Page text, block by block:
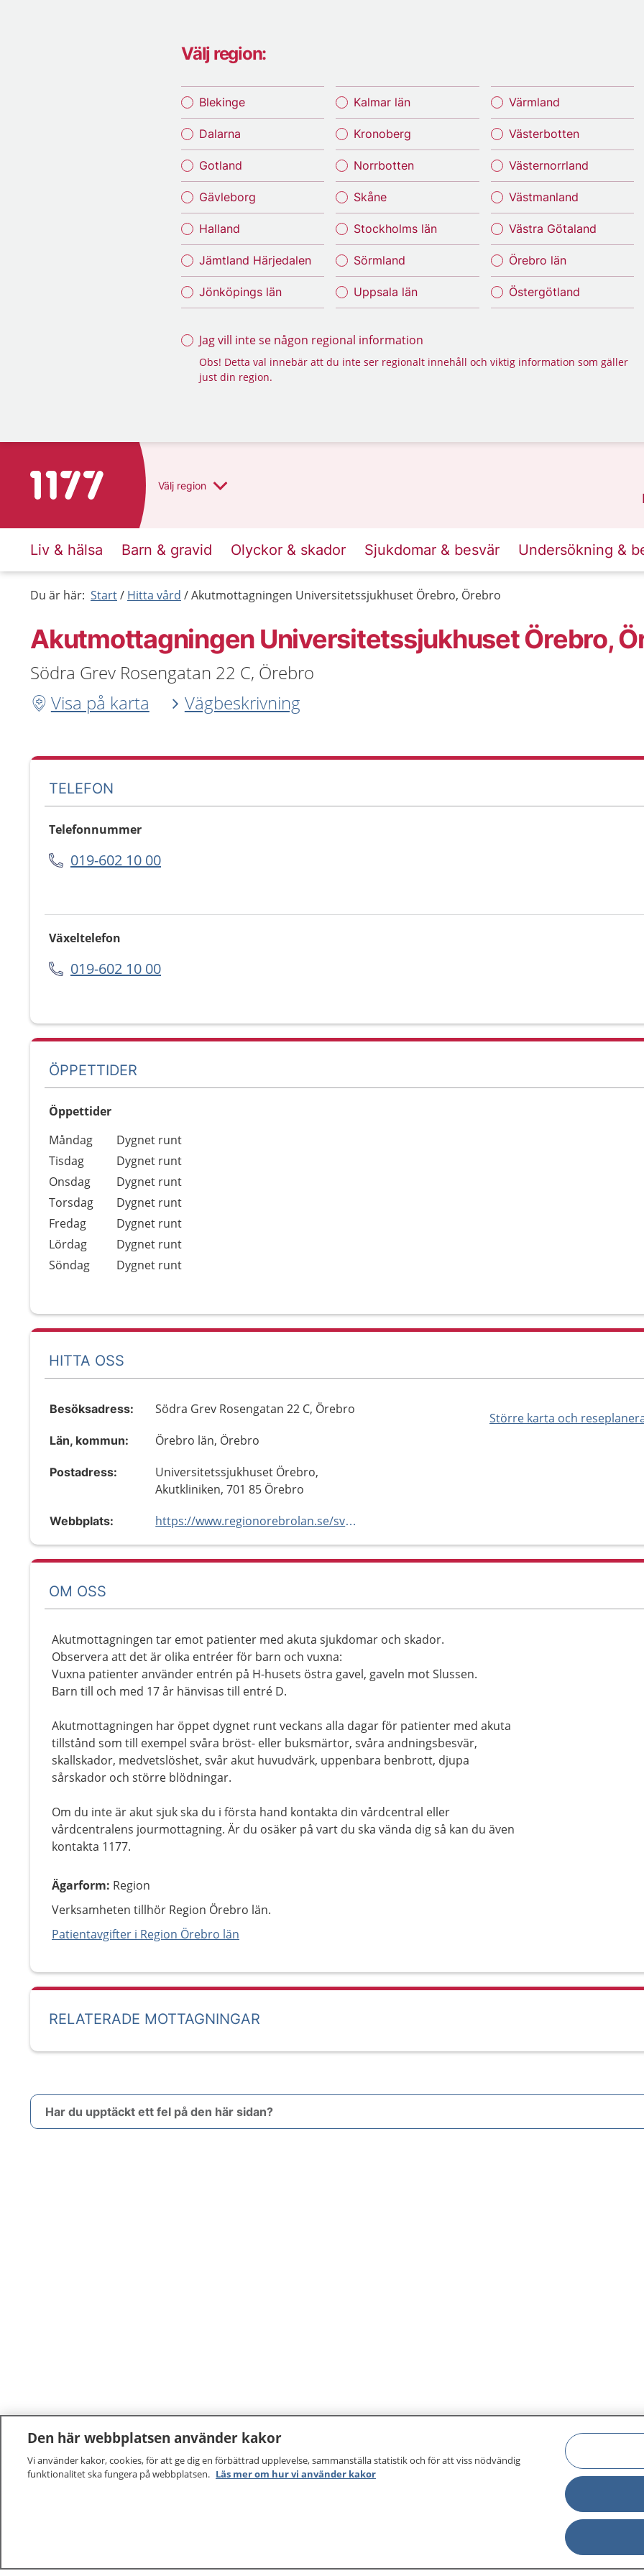
Välj region:
Blekinge
Dalarna
Gotland
Gävleborg
Halland
Jämtland Härjedalen
Jönköpings län
Kalmar län
Kronoberg
Norrbotten
Skåne
Stockholms län
Sörmland
Uppsala län
Värmland
Västerbotten
Västernorrland
Västmanland
Västra Götaland
Örebro län
Östergötland
Jag vill inte se någon regional information
Obs! Detta val innebär att du inte ser regionalt innehåll och viktig information som gäller
just din region.
Till startsidan för 1177 Välj region
Liv & hälsa Barn & gravid Olyckor & skador Sjukdomar & besvär Undersökning &
Du är här: Start Hitta vård Akutmottagningen Universitetssjukhuset Örebro, Örebro
Akutmottagningen Universitetssjukhuset Örebro,
Södra Grev Rosengatan 22 C, Örebro
Visa på karta
Vägbeskrivning
TELEFON
Telefonnummer
019-602 10 00
Växeltelefon
019-602 10 00
ÖPPETTIDER
Öppettider
Dag
Öppettider
Kommentarer
Måndag
Dygnet runt
Tisdag
Dygnet runt
Onsdag
Dygnet runt
Torsdag
Dygnet runt
Fredag
Dygnet runt
Lördag
Dygnet runt
Söndag
Dygnet runt
HITTA OSS
Större karta och
Besöksadress: Södra Grev Rosengatan 22 C, Örebro
Län, kommun: Örebro län, Örebro
Postadress:
Universitetssjukhuset Örebro,
Akutkliniken, 701 85 Örebro
Webbplats: https://www.regionorebrolan.se/sv/vard-och-halsa/universitetssjukhuset-orebro/hitta-ratt-pa-uso/akutmottagningen-uso/
OM OSS
Akutmottagningen tar emot patienter med akuta sjukdomar och skador.
Observera att det är olika entréer för barn och vuxna:
Vuxna patienter använder entrén på H-husets östra gavel, gaveln mot Slussen.
Barn till och med 17 år hänvisas till entré D.
Akutmottagningen har öppet dygnet runt veckans alla dagar för patienter med akuta
tillstånd som till exempel svåra bröst- eller buksmärtor, svåra andningsbesvär,
skallskador, medvetslöshet, svår akut huvudvärk, uppenbara benbrott, djupa
sårskador och större blödningar.
Om du inte är akut sjuk ska du i första hand kontakta din vårdcentral eller
vårdcentralens jourmottagning. Är du osäker på vart du ska vända dig så kan du även
kontakta 1177.
Ägarform: Region
Verksamheten tillhör Region Örebro län.
Patientavgifter i Region Örebro län
RELATERADE MOTTAGNINGAR
Har du upptäckt ett fel på den här sidan?
Den här webbplatsen använder kakor
Vi använder kakor, cookies, för att ge dig en förbättrad upplevelse, sammanställa statistik och för att viss nödvändig
funktionalitet ska fungera på webbplatsen. Läs mer om hur vi använder kakor